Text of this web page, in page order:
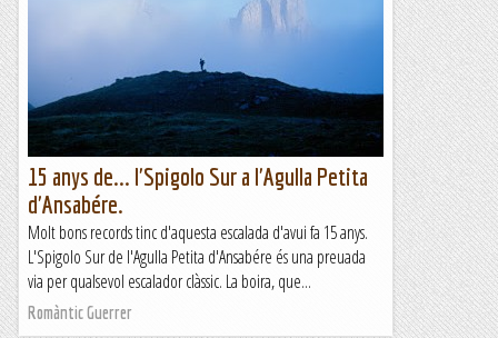
15 anys de... l'Spigolo Sur a l'Agulla Petita
d'Ansabére.
Molt bons records tinc d'aquesta escalada d'avui fa 15 anys.
L'Spigolo Sur de l'Agulla Petita d'Ansabére és una preuada
via per qualsevol escalador clàssic. La boira, que...
Romàntic Guerrer